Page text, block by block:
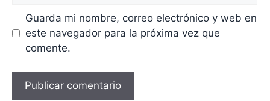
Guarda mi nombre, correo electrónico y web en
este navegador para la próxima vez que
comente.